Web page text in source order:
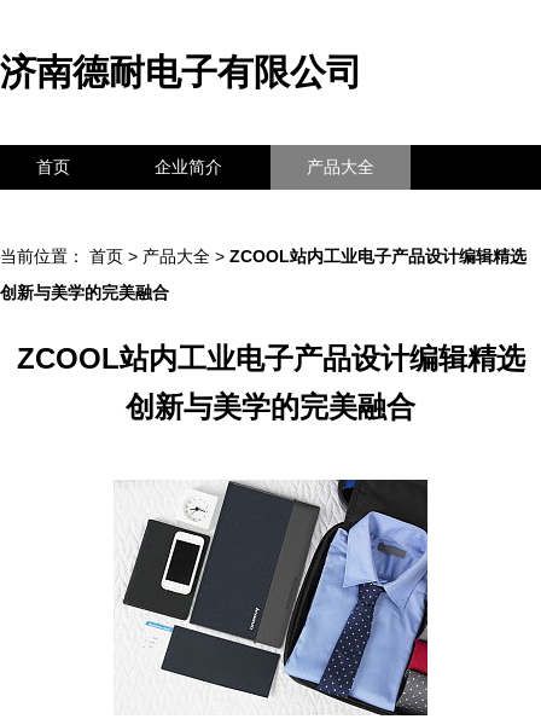
济南德耐电子有限公司
首页 企业简介 产品大全
当前位置： 首页 > 产品大全 > ZCOOL站内工业电子产品设计编辑精选
创新与美学的完美融合
ZCOOL站内工业电子产品设计编辑精选
创新与美学的完美融合